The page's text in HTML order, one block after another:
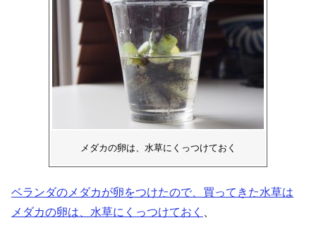
メダカの卵は、水草にくっつけておく
ベランダのメダカが卵をつけたので、買ってきた水草は
メダカの卵は、水草にくっつけておく 、